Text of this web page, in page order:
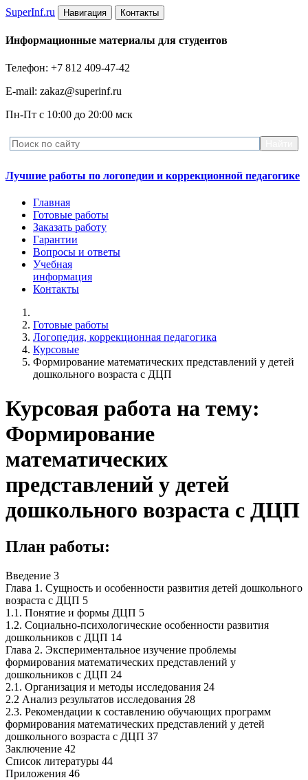
SuperInf.ru Навигация Контакты
Информационные материалы для студентов
Телефон: +7 812 409-47-42
E-mail: zakaz@superinf.ru
Пн-Пт с 10:00 до 20:00 мск
Лучшие работы по логопедии и коррекционной педагогике
Главная
Готовые работы
Заказать работу
Гарантии
Вопросы и ответы
Учебная
информация
Контакты
Готовые работы
Логопедия, коррекционная педагогика
Курсовые
Формирование математических представлений у детей
дошкольного возраста с ДЦП
Курсовая работа на тему:
Формирование
математических
представлений у детей
дошкольного возраста с ДЦП
План работы:
Введение 3
Глава 1. Сущность и особенности развития детей дошкольного
возраста с ДЦП 5
1.1. Понятие и формы ДЦП 5
1.2. Социально-психологические особенности развития
дошкольников с ДЦП 14
Глава 2. Экспериментальное изучение проблемы
формирования математических представлений у
дошкольников с ДЦП 24
2.1. Организация и методы исследования 24
2.2 Анализ результатов исследования 28
2.3. Рекомендации к составлению обучающих программ
формирования математических представлений у детей
дошкольного возраста с ДЦП 37
Заключение 42
Список литературы 44
Приложения 46